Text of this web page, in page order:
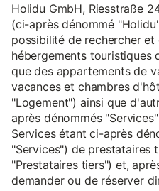
Holidu GmbH, Riesstraße
(ci-après dénommé
possibilité de rechercher
hébergements touristiques
que des appartements de
vacances et chambres
"Logement") ainsi que
après dénommés
Services étant ci-après
"Services") de prestataires
"Prestataires tiers") et,
demander ou de réserver